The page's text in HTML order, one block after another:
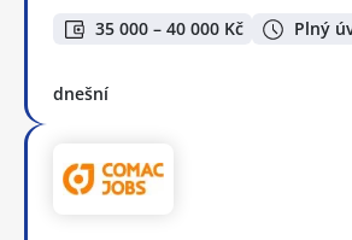
35 000 – 40 000 Kč Plný
dnešní